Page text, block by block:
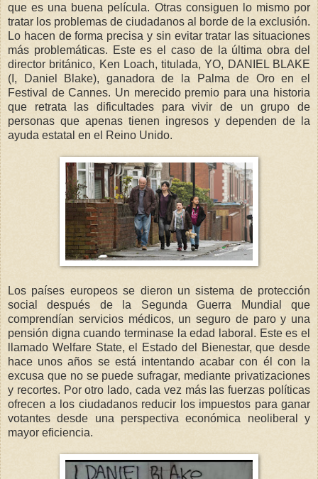
que es una buena película. Otras consiguen lo mismo por
tratar los problemas de ciudadanos al borde de la exclusión.
Lo hacen de forma precisa y sin evitar tratar las situaciones
más problemáticas. Este es el caso de la última obra del
director británico, Ken Loach, titulada, YO, DANIEL BLAKE
(I, Daniel Blake), ganadora de la Palma de Oro en el
Festival de Cannes. Un merecido premio para una historia
que retrata las dificultades para vivir de un grupo de
personas que apenas tienen ingresos y dependen de la
ayuda estatal en el Reino Unido.
Los países europeos se dieron un sistema de protección
social después de la Segunda Guerra Mundial que
comprendían servicios médicos, un seguro de paro y una
pensión digna cuando terminase la edad laboral. Este es el
llamado Welfare State, el Estado del Bienestar, que desde
hace unos años se está intentando acabar con él con la
excusa que no se puede sufragar, mediante privatizaciones
y recortes. Por otro lado, cada vez más las fuerzas políticas
ofrecen a los ciudadanos reducir los impuestos para ganar
votantes desde una perspectiva económica neoliberal y
mayor eficiencia.